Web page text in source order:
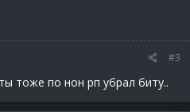
#3
тоже по нон рп убрал биту..